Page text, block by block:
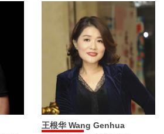
王根华 Wang Genhua